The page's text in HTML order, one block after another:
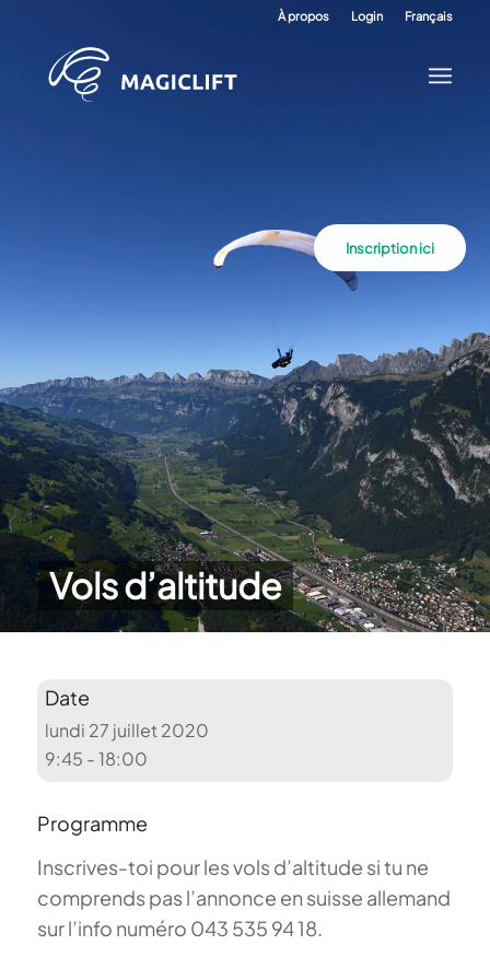
À propos Login Français
Vols d’altitude
Inscription ici
Date
lundi 27 juillet 2020
9:45 - 18:00
Programme
Inscrives-toi pour les vols d’altitude si tu ne
comprends pas l’annonce en suisse allemand
sur l’info numéro 043 535 94 18.